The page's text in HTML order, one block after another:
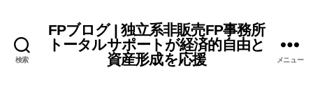
検索
FPブログ | 独立系非販売FP事務所
トータルサポートが経済的自由と
資産形成を応援
メニュー